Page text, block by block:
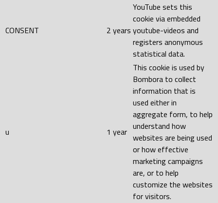
CONSENT 2 years
YouTube sets this
cookie via embedded
youtube-videos and
registers anonymous
statistical data.
u 1 year
This cookie is used by
Bombora to collect
information that is
used either in
aggregate form, to help
understand how
websites are being used
or how effective
marketing campaigns
are, or to help
customize the websites
for visitors.